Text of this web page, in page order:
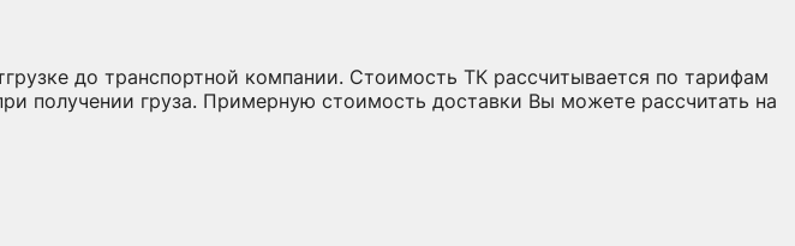
до транспортной компании. Стоимость ТК рассчитывается по тарифам
получении груза. Примерную стоимость доставки Вы можете рассчитать на